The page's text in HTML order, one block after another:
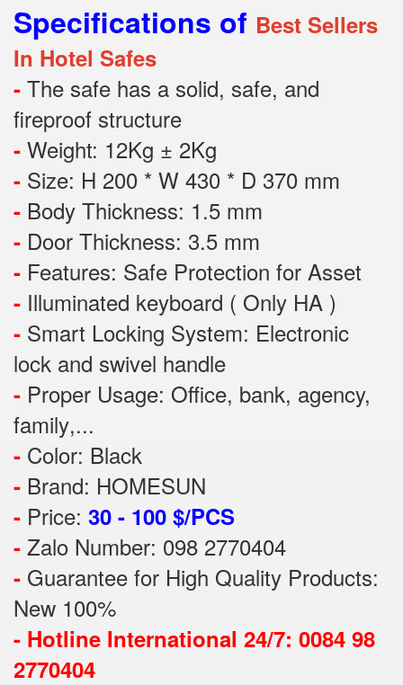
Specifications of Best Sellers
In Hotel Safes
- The safe has a solid, safe, and
fireproof structure
- Weight: 12Kg ± 2Kg
- Size: H 200 * W 430 * D 370 mm
- Body Thickness: 1.5 mm
- Door Thickness: 3.5 mm
- Features: Safe Protection for Asset
- Illuminated keyboard ( Only HA )
- Smart Locking System: Electronic
lock and swivel handle
- Proper Usage: Office, bank, agency,
family,...
- Color: Black
- Brand: HOMESUN
- Price: 30 - 100 $/PCS
- Zalo Number: 098 2770404
- Guarantee for High Quality Products:
New 100%
- Hotline International 24/7: 0084 98
2770404